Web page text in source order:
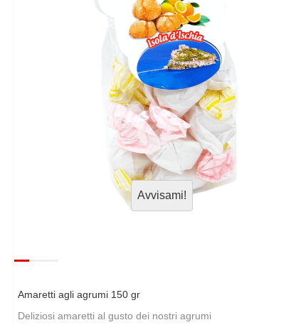
Avvisami!
Amaretti agli agrumi 150 gr
Deliziosi amaretti al gusto dei nostri agrumi